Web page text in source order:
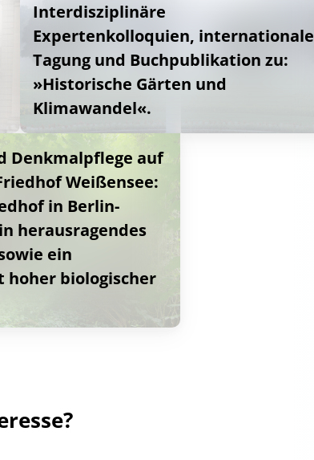
Interdisziplinäre
Expertenkolloquien, internationale
Tagung und Buchpublikation zu:
»Historische Gärten und
Klimawandel«.
Denkmalpflege auf
Weißensee:
in Berlin-
herausragendes
ein
hoher biologischer